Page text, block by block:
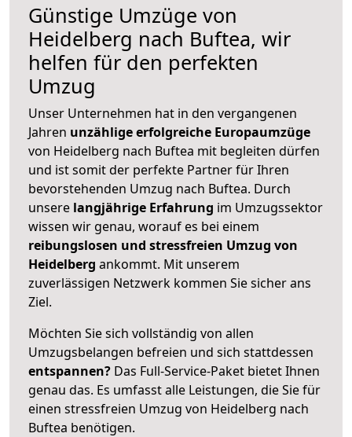
Günstige Umzüge von
Heidelberg nach Buftea, wir
helfen für den perfekten
Umzug
Unser Unternehmen hat in den vergangenen
Jahren unzählige erfolgreiche Europaumzüge
von Heidelberg nach Buftea mit begleiten dürfen
und ist somit der perfekte Partner für Ihren
bevorstehenden Umzug nach Buftea. Durch
unsere langjährige Erfahrung im Umzugssektor
wissen wir genau, worauf es bei einem
reibungslosen und stressfreien Umzug von
Heidelberg ankommt. Mit unserem
zuverlässigen Netzwerk kommen Sie sicher ans
Ziel.
Möchten Sie sich vollständig von allen
Umzugsbelangen befreien und sich stattdessen
entspannen? Das Full-Service-Paket bietet Ihnen
genau das. Es umfasst alle Leistungen, die Sie für
einen stressfreien Umzug von Heidelberg nach
Buftea benötigen.